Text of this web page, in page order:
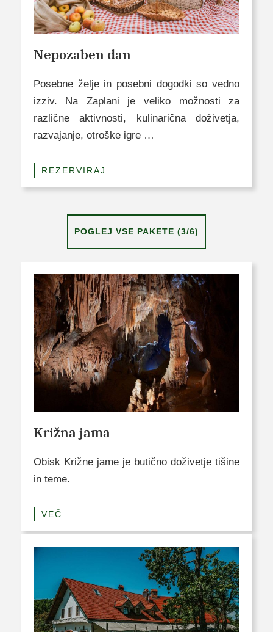
Nepozaben dan
Posebne želje in posebni dogodki so vedno
izziv. Na Zaplani je veliko možnosti za
različne aktivnosti, kulinarična doživetja,
razvajanje, otroške igre …
REZERVIRAJ
POGLEJ VSE PAKETE (3/6)
Križna jama
Obisk Križne jame je butično doživetje tišine
in teme.
VEČ